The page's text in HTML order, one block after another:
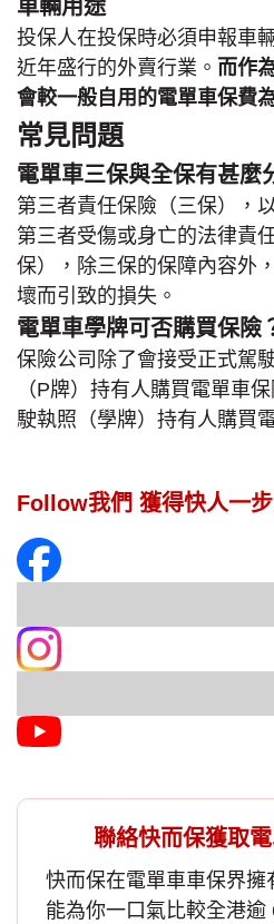
車輛用途
投保人在投保時必須申報車
近年盛行的外賣行業。 而作
會較一般自用的電單車保費
常見問題
電單車三保與全保有甚麼
第三者責任保險（三保），
第三者受傷或身亡的法律責
保），除三保的保障內容外
壞而引致的損失。
電單車學牌可否購買保險
保險公司除了會接受正式駕
（P牌）持有人購買電單車
駛執照（學牌）持有人購買
Follow我們 獲得快人一
聯絡快而保獲取
快而保在電單車車保界擁
能為你一口氣比較全港逾